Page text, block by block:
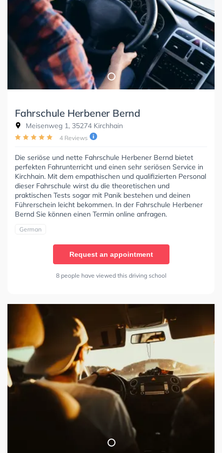
Fahrschule Herbener Bernd
Meisenweg 1, 35274 Kirchhain
4 Reviews
Die seriöse und nette Fahrschule Herbener Bernd bietet
perfekten Fahrunterricht und einen sehr seriösen Service in
Kirchhain. Mit dem empathischen und qualifizierten Personal
dieser Fahrschule wirst du die theoretischen und
praktischen Tests sogar mit Panik bestehen und deinen
Führerschein leicht bekommen. In der Fahrschule Herbener
Bernd Sie können einen Termin online anfragen.
German
Request an appointment
8 people have viewed this driving school